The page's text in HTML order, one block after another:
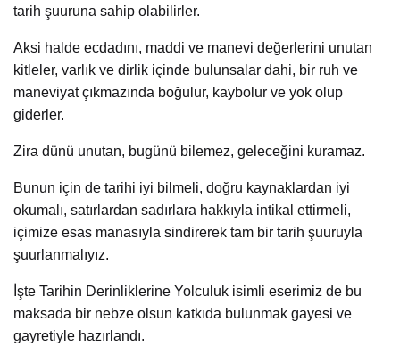
tarih şuuruna sahip olabilirler.
Aksi halde ecdadını, maddi ve manevi değerlerini unutan
kitleler, varlık ve dirlik içinde bulunsalar dahi, bir ruh ve
maneviyat çıkmazında boğulur, kaybolur ve yok olup
giderler.
Zira dünü unutan, bugünü bilemez, geleceğini kuramaz.
Bunun için de tarihi iyi bilmeli, doğru kaynaklardan iyi
okumalı, satırlardan sadırlara hakkıyla intikal ettirmeli,
içimize esas manasıyla sindirerek tam bir tarih şuuruyla
şuurlanmalıyız.
İşte Tarihin Derinliklerine Yolculuk isimli eserimiz de bu
maksada bir nebze olsun katkıda bulunmak gayesi ve
gayretiyle hazırlandı.